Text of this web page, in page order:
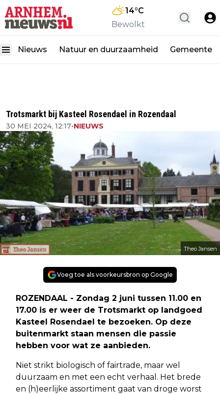
14°C
Bewolkt
Nieuws Natuur en duurzaamheid Gemeente
Trotsmarkt bij Kasteel Rosendael in Rozendaal
30 MEI 2024, 12:17•NIEUWS
Theo Jansen
Voeg toe als voorkeursbron op Google
ROZENDAAL - Zondag 2 juni tussen 11.00 en
17.00 is er weer de Trotsmarkt op landgoed
Kasteel Rosendael te bezoeken. Op deze
buitenmarkt staan mensen die passie
hebben voor wat ze aanbieden.
Niet strikt biologisch of fairtrade, maar wel
duurzaam en met een echt verhaal. Het brede
en (h)eerlijke assortiment gaat van droge worst